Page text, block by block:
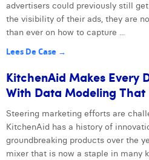
advertisers could previously still
the visibility of their ads, they are
than ever on how to capture ...
Lees De Case →
KitchenAid Makes Every
With Data Modeling That
Steering marketing efforts are
KitchenAid has a history of
groundbreaking products over the
mixer that is now a staple in many